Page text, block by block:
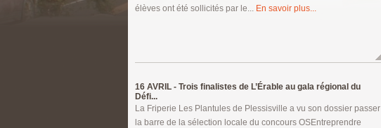
élèves ont été sollicités par le... En savoir plus...
16 AVRIL - Trois finalistes de L’Érable au gala régional du
Défi...
La Friperie Les Plantules de Plessisville a vu son dossier passer
la barre de la sélection locale du concours OSEntreprendre